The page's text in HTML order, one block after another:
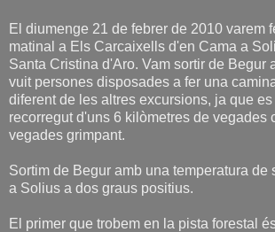
El diumenge 21 de febrer de 2010 varem
matinal a Els Carcaixells d'en Cama a
Santa Cristina d'Aro. Vam sortir de Begur
vuit persones disposades a fer una
diferent de les altres excursions, ja que
recorregut d'uns 6 kilòmetres de vegades
vegades grimpant.
Sortim de Begur amb una temperatura de
a Solius a dos graus positius.
El primer que trobem en la pista forestal